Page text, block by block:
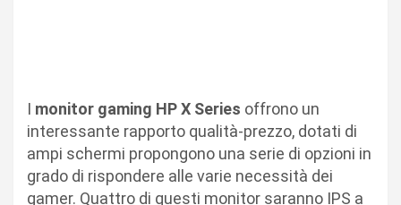
I monitor gaming HP X Series offrono un
interessante rapporto qualità-prezzo, dotati di
ampi schermi propongono una serie di opzioni in
grado di rispondere alle varie necessità dei
gamer. Quattro di questi monitor saranno IPS a